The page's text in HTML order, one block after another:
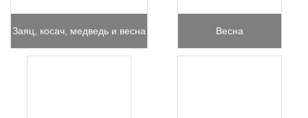
Заяц, косач, медведь и весна Весна